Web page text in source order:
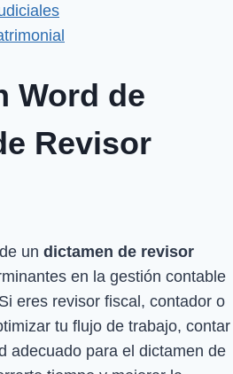
Word de
Revisor
un dictamen de revisor
en la gestión contable
eres revisor fiscal, contador o
tu flujo de trabajo, contar
adecuado para el dictamen de